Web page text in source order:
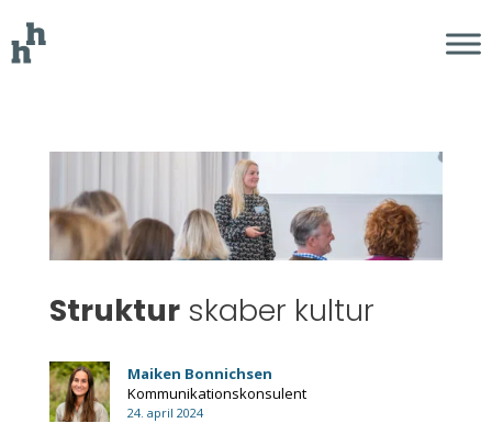
Strukturskaber kultur
Maiken Bonnichsen
Kommunikationskonsulent
24. april 2024